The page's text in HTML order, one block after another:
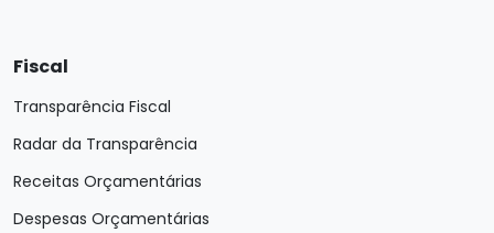
Fiscal
Transparência Fiscal
Radar da Transparência
Receitas Orçamentárias
Despesas Orçamentárias